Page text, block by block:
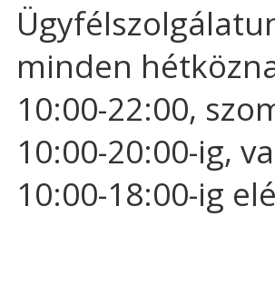
minden
10:00-22:00,
10:00-20:00-ig,
10:00-18:00-ig